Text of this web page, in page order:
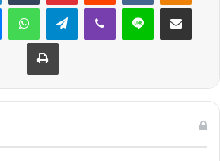
MessengerWhatsAppTelegramViber Line E-Posta ile
Yazdır